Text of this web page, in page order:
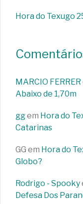
Hora do Texugo
MARCIO FERRER
Abaixo de 1,70m
ggem Hora do
Catarinas
GG em Hora do
Globo?
Rodrigo - Spooky
Defesa Dos